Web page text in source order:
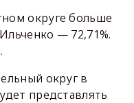
округе больше
— 72,71%.
округ в
представлять